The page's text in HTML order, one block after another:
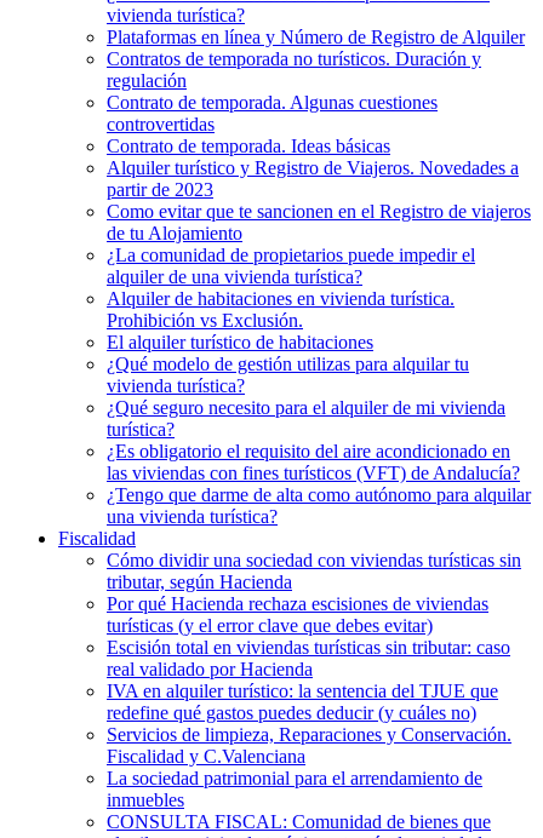
vivienda turística?
Plataformas en línea y Número de Registro de Alquiler
Contratos de temporada no turísticos. Duración y
regulación
Contrato de temporada. Algunas cuestiones
controvertidas
Contrato de temporada. Ideas básicas
Alquiler turístico y Registro de Viajeros. Novedades a
partir de 2023
Como evitar que te sancionen en el Registro de viajeros
de tu Alojamiento
¿La comunidad de propietarios puede impedir el
alquiler de una vivienda turística?
Alquiler de habitaciones en vivienda turística.
Prohibición vs Exclusión.
El alquiler turístico de habitaciones
¿Qué modelo de gestión utilizas para alquilar tu
vivienda turística?
¿Qué seguro necesito para el alquiler de mi vivienda
turística?
¿Es obligatorio el requisito del aire acondicionado en
las viviendas con fines turísticos (VFT) de Andalucía?
¿Tengo que darme de alta como autónomo para alquilar
una vivienda turística?
Fiscalidad
Cómo dividir una sociedad con viviendas turísticas sin
tributar, según Hacienda
Por qué Hacienda rechaza escisiones de viviendas
turísticas (y el error clave que debes evitar)
Escisión total en viviendas turísticas sin tributar: caso
real validado por Hacienda
IVA en alquiler turístico: la sentencia del TJUE que
redefine qué gastos puedes deducir (y cuáles no)
Servicios de limpieza, Reparaciones y Conservación.
Fiscalidad y C.Valenciana
La sociedad patrimonial para el arrendamiento de
inmuebles
CONSULTA FISCAL: Comunidad de bienes que